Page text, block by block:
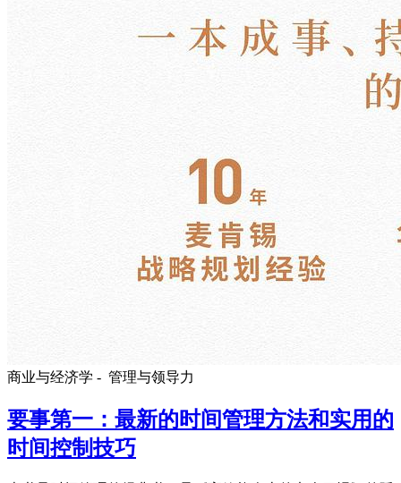
商业与经济学 - 管理与领导力
要事第一：最新的时间管理方法和实用的
时间控制技巧